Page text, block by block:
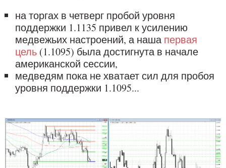
на торгах в четверг пробой уровня
поддержки 1.1135 привел к усилению
медвежьих настроений, а наша первая
цель (1.1095) была достигнута в начале
американской сессии,
медведям пока не хватает сил для пробоя
уровня поддержки 1.1095...